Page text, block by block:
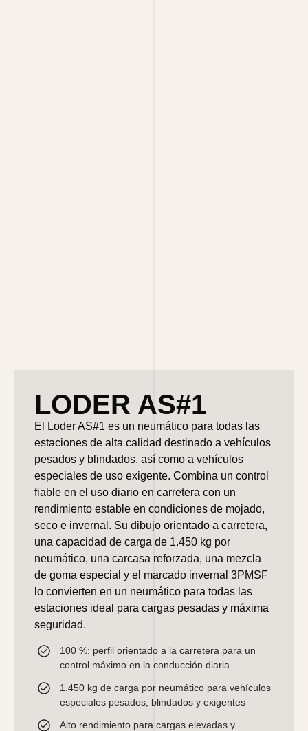
LODER AS#1
El Loder AS#1 es un neumático para todas las
estaciones de alta calidad destinado a vehículos
pesados y blindados, así como a vehículos
especiales de uso exigente. Combina un control
fiable en el uso diario en carretera con un
rendimiento estable en condiciones de mojado,
seco e invernal. Su dibujo orientado a carretera,
una capacidad de carga de 1.450 kg por
neumático, una carcasa reforzada, una mezcla
de goma especial y el marcado invernal 3PMSF
lo convierten en un neumático para todas las
estaciones ideal para cargas pesadas y máxima
seguridad.
100 %: perfil orientado a la carretera para un
control máximo en la conducción diaria
1.450 kg de carga por neumático para vehículos
especiales pesados, blindados y exigentes
Alto rendimiento para cargas elevadas y